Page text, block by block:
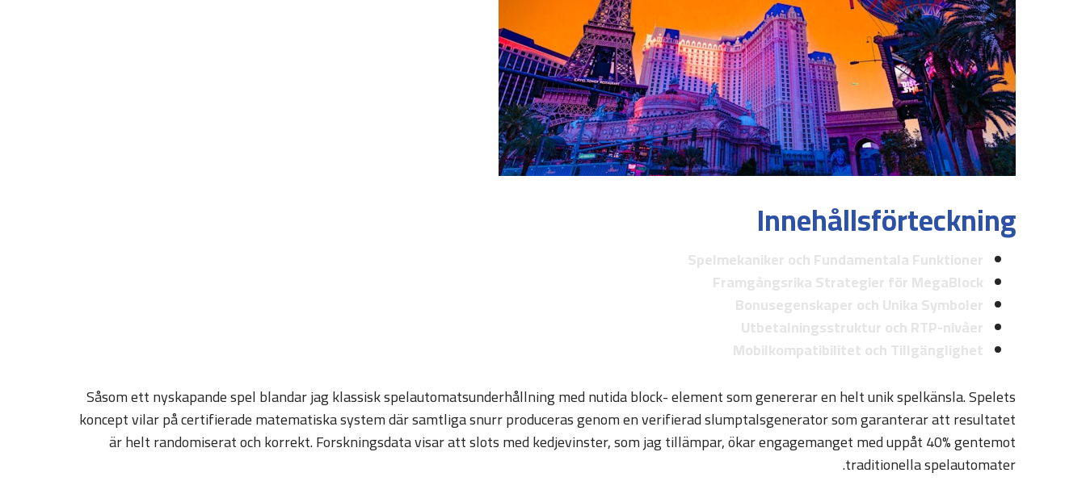
Innehållsförteckning
Spelmekaniker och Fundamentala Funktioner
Framgångsrika Strategier för MegaBlock
Bonusegenskaper och Unika Symboler
Utbetalningsstruktur och RTP-nivåer
Mobilkompatibilitet och Tillgänglighet
Såsom ett nyskapande spel blandar jag klassisk spelautomatsunderhållning med nutida block- element som genererar en helt unik spelkänsla. Spelets
koncept vilar på certifierade matematiska system där samtliga snurr produceras genom en verifierad slumptalsgenerator som garanterar att resultatet
är helt randomiserat och korrekt. Forskningsdata visar att slots med kedjevinster, som jag tillämpar, ökar engagemanget med uppåt 40% gentemot
traditionella spelautomater.